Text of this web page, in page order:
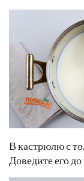
В кастрюлю с
Доведите его